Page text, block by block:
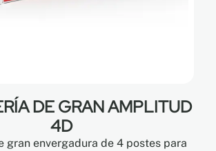
DE GRAN AMPLITUD
4D
gran envergadura de 4 postes para